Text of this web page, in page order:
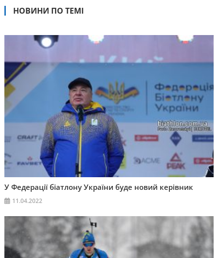
НОВИНИ ПО ТЕМІ
У Федерації біатлону України буде новий керівник
11.04.2022